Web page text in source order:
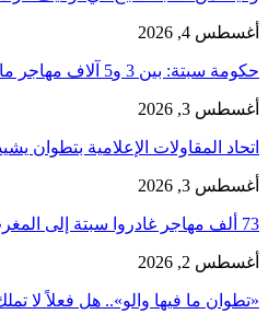
أغسطس 4, 2026
حكومة سبتة: بين 3 و5 آلاف مهاجر ما زالوا داخل المدينة و862…
أغسطس 3, 2026
اتحاد المقاولات الإعلامية بتطوان
أغسطس 3, 2026
73 ألف مهاجر غادروا سبتة إلى المغرب وعدد القتلى يرتفع لـ71
أغسطس 2, 2026
«تطوان ما فيها والو».. هل فعلاً لا